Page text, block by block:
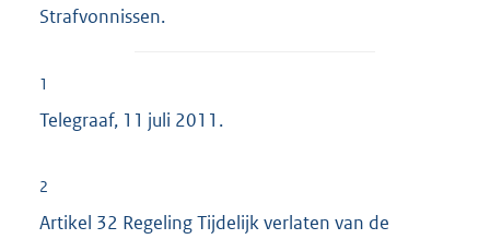
Strafvonnissen.
1
Telegraaf, 11 juli 2011.
2
Artikel 32 Regeling Tijdelijk verlaten van de